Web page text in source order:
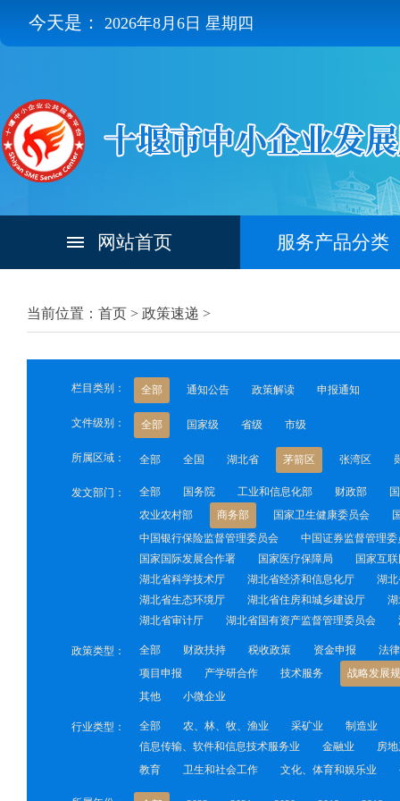
今天是： 2026年8月6日 星期四
网站首页 服务产品分类
当前位置：首页 > 政策速递 >
栏目类别： 全部 通知公告 政策解读 申报通知
文件级别： 全部 国家级 省级 市级
所属区域： 全部 全国 湖北省 茅箭区 张湾区
发文部门： 全部 国务院 工业和信息化部 财政部
农业农村部
商务部 国家卫生健康委员会
中国银行保险监督管理委员会
中国证券监督管理委
国家国际发展合作署
国家医疗保障局
国家互
湖北省科学技术厅
湖北省经济和信息化厅
湖
湖北省生态环境厅
湖北省住房和城乡建设厅
湖北省审计厅
湖北省国有资产监督管理委员会
政策类型： 全部 财政扶持 税收政策 资金申报
法
项目申报
产学研合作 技术服务
战略发展
其他
小微企业
行业类型： 全部 农、林、牧、渔业 采矿业
制造业
信息传输、软件和信息技术服务业
金融业
房
教育
卫生和社会工作 文化、体育和娱乐业